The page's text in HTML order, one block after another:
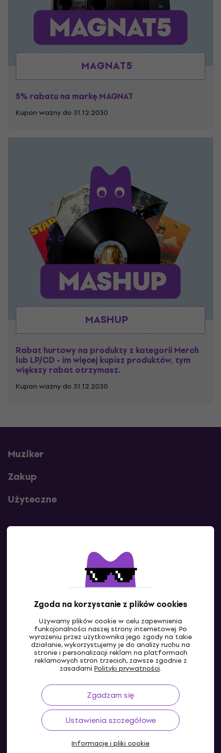
Zgoda na korzystanie z plików cookies
Używamy plików cookie w celu zapewnienia
funkcjonalności naszej strony internetowej. Po
wyrażeniu przez użytkownika jego zgody na takie
działanie, wykorzystujemy je do analizy ruchu na
stronie i personalizacji reklam na platformach
reklamowych stron trzecich, zawsze zgodnie z
zasadami Polityki prywatności.
Zgadzam się
Ustawienia szczegółowe
Informacje i pliki cookie
MAGNAT5
5% rabatu na markę MAGNAT
Kupon ważny do 31.12.2030
MASHUP
Rabat hurtowy na produkty z kategorii Merch
lub LP/CD - im więcej kupisz produktów, tym
większy rabat otrzymasz.
Kupon ważny do 31.12.2030
Muziker
Zakup
Użyteczne
Skontaktuj się z nami
PL